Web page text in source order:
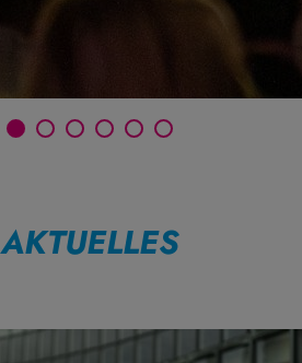
AKTUELLES